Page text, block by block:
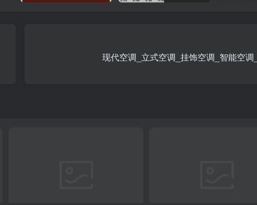
现代空调_立式空调_挂饰空调_智能空调